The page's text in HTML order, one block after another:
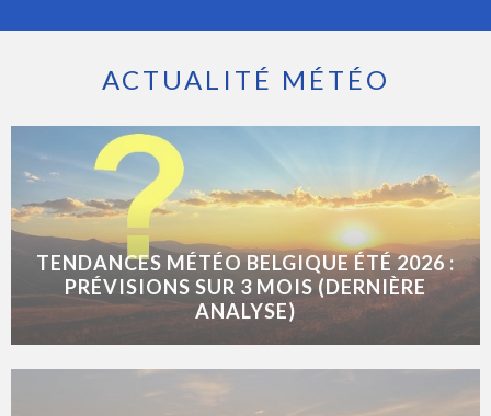
ACTUALITÉ MÉTÉO
TENDANCES MÉTÉO BELGIQUE ÉTÉ 2026 :
PRÉVISIONS SUR 3 MOIS (DERNIÈRE
ANALYSE)